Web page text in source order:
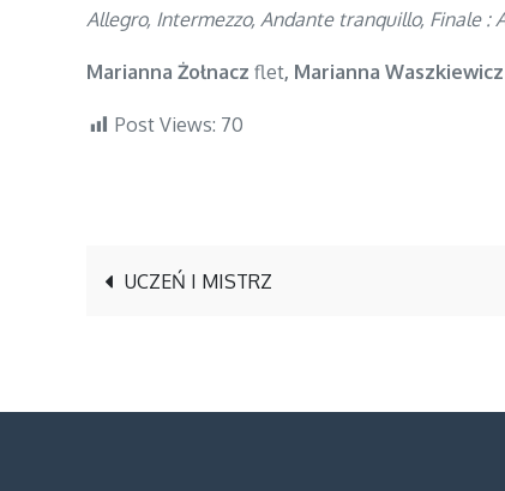
Allegro, Intermezzo, Andante tranquillo, Finale
Marianna Żołnacz flet, Marianna Waszkiewicz
Post Views: 70
Nawigacja
UCZEŃ I MISTRZ